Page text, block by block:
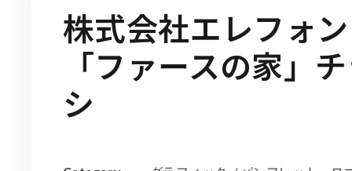
株式会社エレフォ
「ファースの家」
シ